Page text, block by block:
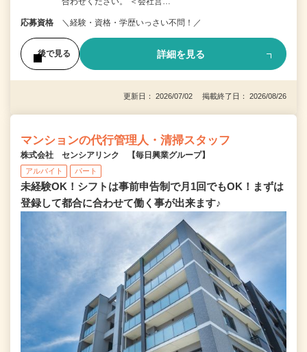
応募資格 ＼経験・資格・学歴いっさい不問！／
後で見る 詳細を見る
更新日： 2026/07/02 掲載終了日： 2026/08/26
マンションの代行管理人・清掃スタッフ
株式会社 センシアリンク 【毎日興業グループ】
アルバイト パート
未経験OK！シフトは事前申告制で月1回でもOK！まずは
登録して都合に合わせて働く事が出来ます♪